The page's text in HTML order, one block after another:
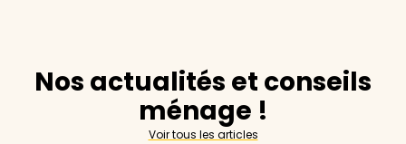
Nos actualités et conseils
ménage !
Voir tous les articles